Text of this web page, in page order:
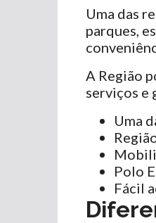
Uma das
parques,
A Região
serviços e
Uma
Polo
Fácil